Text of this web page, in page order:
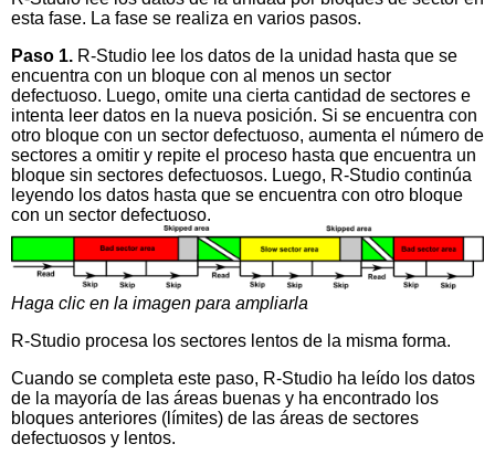
esta fase. La fase se realiza en varios pasos.
Paso 1. R-Studio lee los datos de la unidad hasta que se
encuentra con un bloque con al menos un sector
defectuoso. Luego, omite una cierta cantidad de sectores e
intenta leer datos en la nueva posición. Si se encuentra con
otro bloque con un sector defectuoso, aumenta el número de
sectores a omitir y repite el proceso hasta que encuentra un
bloque sin sectores defectuosos. Luego, R-Studio continúa
leyendo los datos hasta que se encuentra con otro bloque
con un sector defectuoso.
Haga clic en la imagen para ampliarla
R-Studio procesa los sectores lentos de la misma forma.
Cuando se completa este paso, R-Studio ha leído los datos
de la mayoría de las áreas buenas y ha encontrado los
bloques anteriores (límites) de las áreas de sectores
defectuosos y lentos.